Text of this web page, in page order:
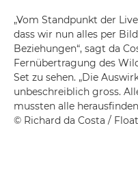
„Vom Standpunkt der
dass wir nun alles per
Beziehungen“, sagt da
Fernübertragung des
Set zu sehen. „Die
unbeschreiblich gross.
mussten alle
© Richard da Costa /